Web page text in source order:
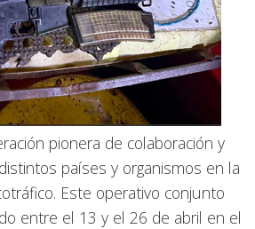
pionera de colaboración y
países y organismos en la
Este operativo conjunto
entre el 13 y el 26 de abril en el